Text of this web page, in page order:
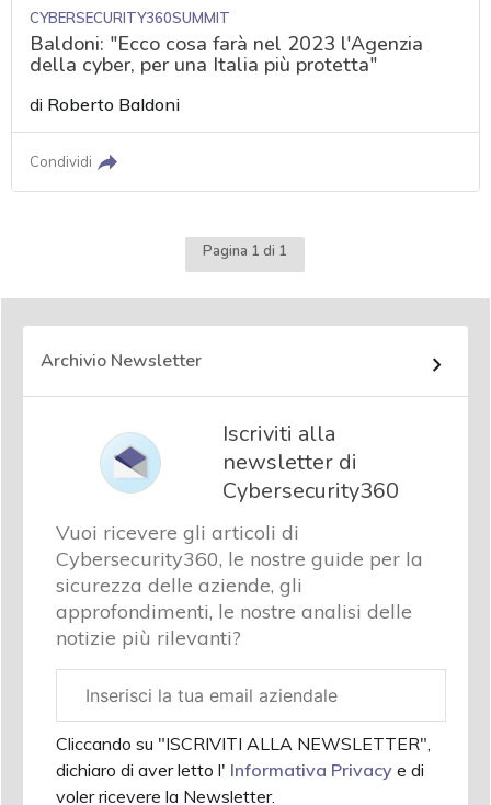
CYBERSECURITY360SUMMIT
Baldoni: "Ecco cosa farà nel 2023 l'Agenzia
della cyber, per una Italia più protetta"
di Roberto Baldoni
Condividi
Pagina 1 di 1
Archivio Newsletter
Iscriviti alla
newsletter di
Cybersecurity360
Vuoi ricevere gli articoli di
Cybersecurity360, le nostre guide per la
sicurezza delle aziende, gli
approfondimenti, le nostre analisi delle
notizie più rilevanti?
aziendale
Cliccando su "ISCRIVITI ALLA NEWSLETTER",
dichiaro di aver letto l' Informativa Privacy e di
voler ricevere la Newsletter.